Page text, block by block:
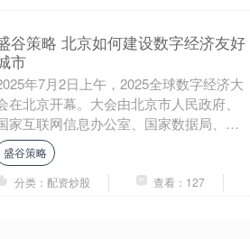
谷策略 北京如何建设数字经济友好
市
年7月2日上午，2025全球数字经济大
在北京开幕。大会由北京市人民政府、
家互联网信息办公室、国家数据局、新
通讯社和联合国开发计划署联合主办，
题是....
盛谷策略
分类：配资炒股
查看：127